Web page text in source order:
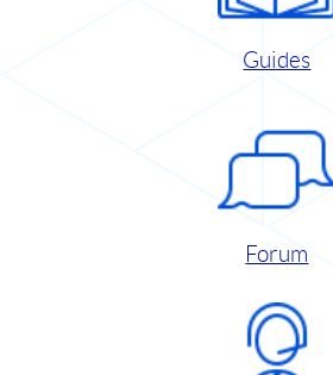
Guides
Forum